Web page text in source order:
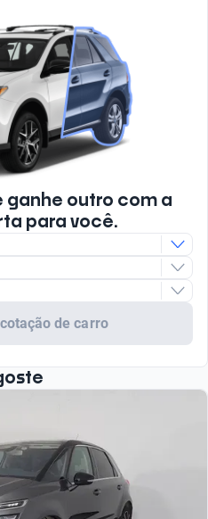
ganhe outro com a
para você.
de carro